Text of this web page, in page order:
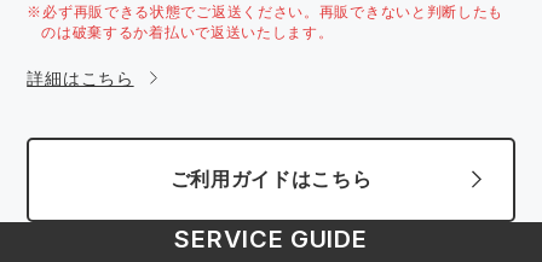
※必ず再販できる状態でご返送ください。再販できないと判断したも
のは破棄するか着払いで返送いたします。
詳細はこちら
ご利用ガイドはこちら
SERVICE GUIDE